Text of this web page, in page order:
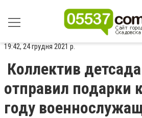
19:42, 24 грудня 2021 р.
Коллектив
отправил подарки
году